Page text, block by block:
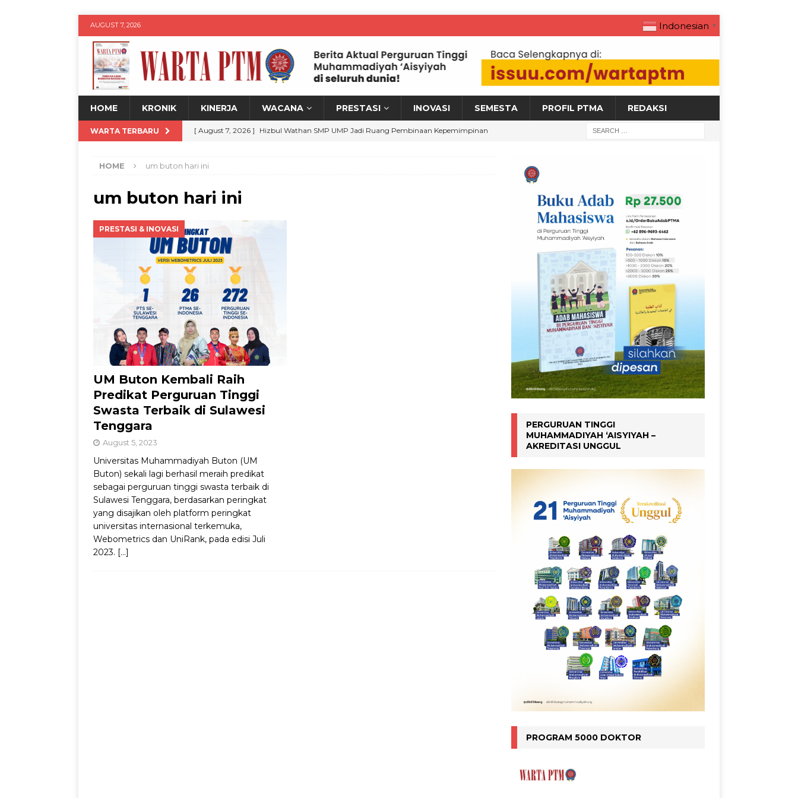
AUGUST 7, 2026 Indonesian ▼
HOME KRONIK KINERJA WACANA PRESTASI INOVASI SEMESTA PROFIL PTMA REDAKSI
WARTA TERBARU [ August 7, 2026 ] Hizbul Wathan SMP UMP Jadi Ruang Pembinaan Kepemimpinan
[ August 7, 2026 ]
untuk Kemajuan Daerah
Expo 2026
[ August 7, 2026 ] Mahasiswa UMJT Raih Juara 1 Retro Act Challenge, Angkat Iklan
Jadul dengan Sentuhan Gen Z
HOME um buton hari ini
um buton hari ini
PRESTASI & INOVASI
UM Buton Kembali Raih
Predikat Perguruan Tinggi
Swasta Terbaik di Sulawesi
Tenggara
August 5, 2023
Universitas Muhammadiyah Buton (UM
Buton) sekali lagi berhasil meraih predikat
sebagai perguruan tinggi swasta terbaik di
Sulawesi Tenggara, berdasarkan peringkat
yang disajikan oleh platform peringkat
universitas internasional terkemuka,
Webometrics dan UniRank, pada edisi Juli
2023. […]
PERGURUAN TINGGI
MUHAMMADIYAH ‘AISYIYAH –
AKREDITASI UNGGUL
PROGRAM 5000 DOKTOR